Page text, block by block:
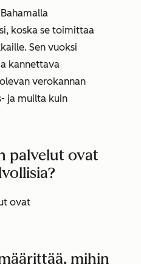
koska se toimittaa
Sen vuoksi
kannettava
verokannan
ja muilta kuin
palvelut ovat
ovat
mihin